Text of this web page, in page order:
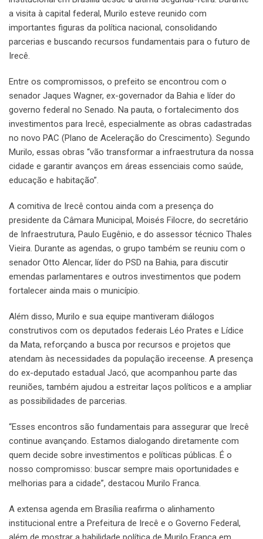
a visita à capital federal, Murilo esteve reunido com
importantes figuras da política nacional, consolidando
parcerias e buscando recursos fundamentais para o futuro de
Irecê.
Entre os compromissos, o prefeito se encontrou com o
senador Jaques Wagner, ex-governador da Bahia e líder do
governo federal no Senado. Na pauta, o fortalecimento dos
investimentos para Irecê, especialmente as obras cadastradas
no novo PAC (Plano de Aceleração do Crescimento). Segundo
Murilo, essas obras “vão transformar a infraestrutura da nossa
cidade e garantir avanços em áreas essenciais como saúde,
educação e habitação”.
A comitiva de Irecê contou ainda com a presença do
presidente da Câmara Municipal, Moisés Filocre, do secretário
de Infraestrutura, Paulo Eugênio, e do assessor técnico Thales
Vieira. Durante as agendas, o grupo também se reuniu com o
senador Otto Alencar, líder do PSD na Bahia, para discutir
emendas parlamentares e outros investimentos que podem
fortalecer ainda mais o município.
Além disso, Murilo e sua equipe mantiveram diálogos
construtivos com os deputados federais Léo Prates e Lídice
da Mata, reforçando a busca por recursos e projetos que
atendam às necessidades da população ireceense. A presença
do ex-deputado estadual Jacó, que acompanhou parte das
reuniões, também ajudou a estreitar laços políticos e a ampliar
as possibilidades de parcerias.
“Esses encontros são fundamentais para assegurar que Irecê
continue avançando. Estamos dialogando diretamente com
quem decide sobre investimentos e políticas públicas. É o
nosso compromisso: buscar sempre mais oportunidades e
melhorias para a cidade”, destacou Murilo Franca.
A extensa agenda em Brasília reafirma o alinhamento
institucional entre a Prefeitura de Irecê e o Governo Federal,